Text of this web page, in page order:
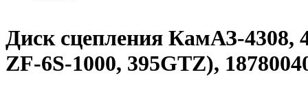
Диск сцепления КамАЗ-4308,
ZF-6S-1000, 395GTZ),